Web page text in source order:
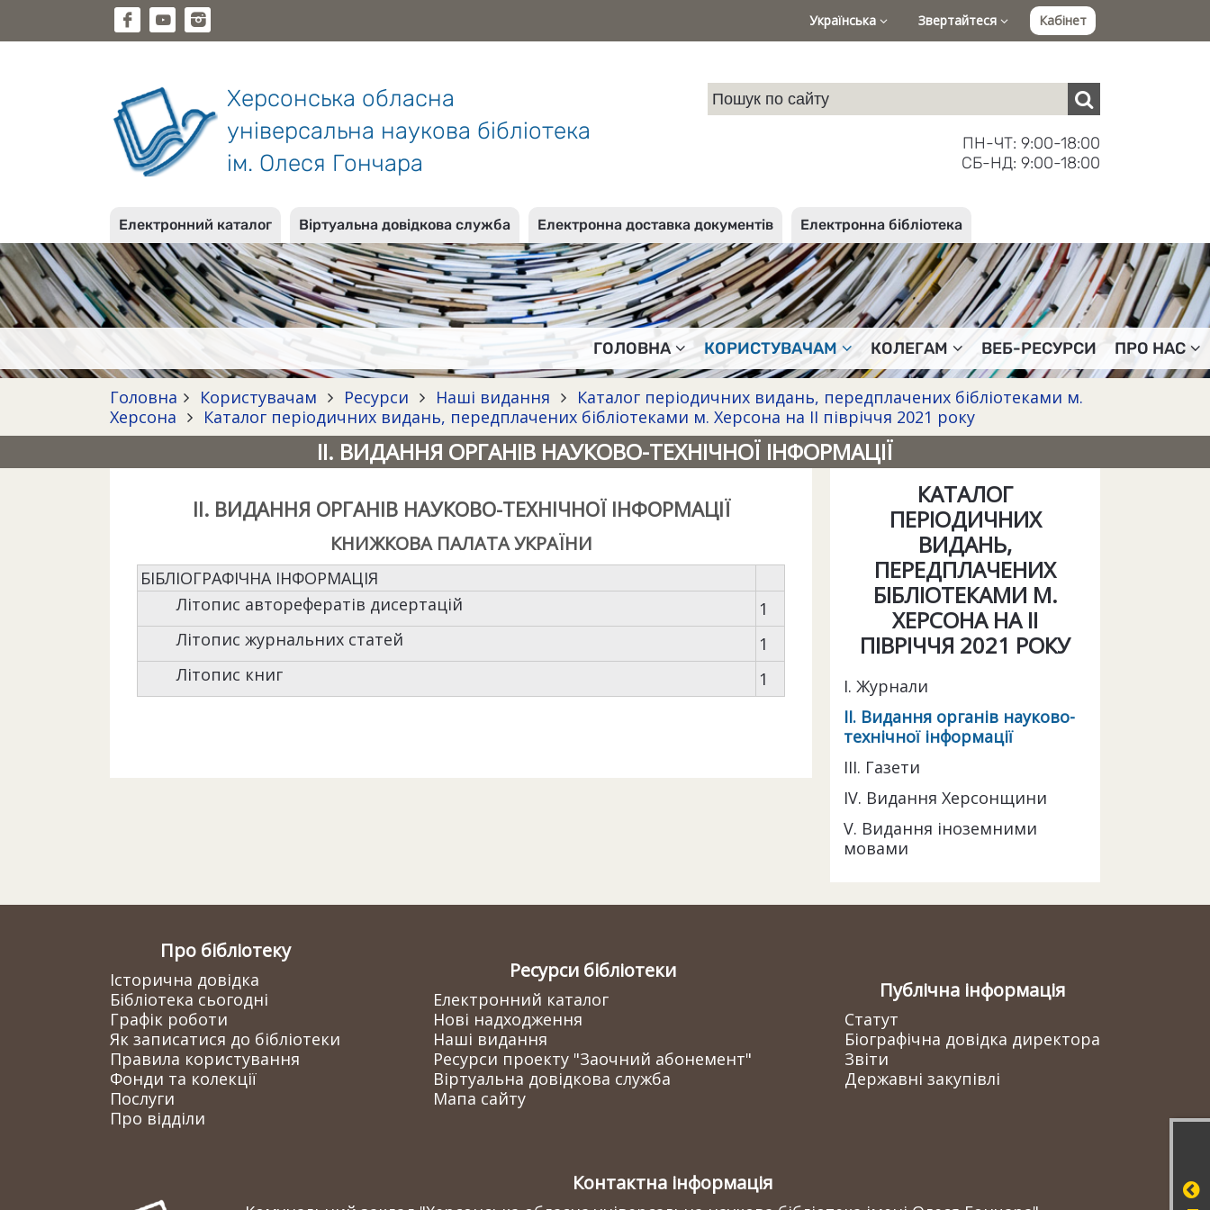
Українська Звертайтеся Кабінет
Херсонська обласна
універсальна наукова бібліотека
ім. Олеся Гончара
ПН-ЧТ: 9:00-18:00
СБ-НД: 9:00-18:00
Електронний каталог Віртуальна довідкова служба Електронна доставка документів Електронна бібліотека
ГОЛОВНА КОРИСТУВАЧАМ КОЛЕГАМ ВЕБ-РЕСУРСИ ПРО НАС
Головна Користувачам Ресурси Наші видання
Каталог періодичних видань, передплачених бібліотеками м.
Херсона
Каталог періодичних видань, передплачених бібліотеками м. Херсона на ІІ півріччя 2021 року
ІІ. ВИДАННЯ ОРГАНІВ НАУКОВО-ТЕХНІЧНОЇ ІНФОРМАЦІЇ
II. ВИДАННЯ ОРГАНІВ НАУКОВО-ТЕХНІЧНОЇ ІНФОРМАЦІЇ
КНИЖКОВА ПАЛАТА УКРАЇНИ
БІБЛІОГРАФІЧНА ІНФОРМАЦІЯ
Літопис авторефератів дисертацій
1
Літопис журнальних статей
1
Літопис книг
1
КАТАЛОГ
ПЕРІОДИЧНИХ
ВИДАНЬ,
ПЕРЕДПЛАЧЕНИХ
БІБЛІОТЕКАМИ М.
ХЕРСОНА НА ІІ
ПІВРІЧЧЯ 2021 РОКУ
І. Журнали
ІІ. Видання органів науково-
технічної інформації
III. Газети
IV. Видання Херсонщини
V. Видання іноземними
мовами
Про бібліотеку
Історична довідка
Бібліотека сьогодні
Графік роботи
Як записатися до бібліотеки
Правила користування
Фонди та колекції
Послуги
Про відділи
Ресурси бібліотеки
Електронний каталог
Нові надходження
Наші видання
Ресурси проекту "Заочний абонемент"
Віртуальна довідкова служба
Мапа сайту
Публічна інформація
Статут
Біографічна довідка директора
Звіти
Державні закупівлі
Контактна інформація